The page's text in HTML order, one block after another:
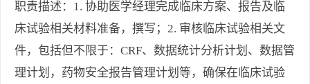
职责描述：1. 协助医学经理完成临床方案、报告及临
床试验相关材料准备，撰写；2. 审核临床试验相关文
件，包括但不限于：CRF、数据统计分析计划、数据管
理计划，药物安全报告管理计划等，确保在临床试验